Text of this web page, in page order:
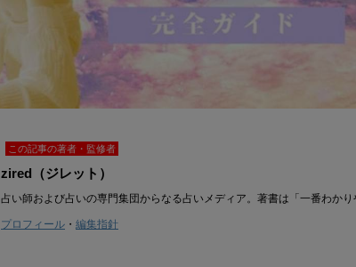
この記事の著者・監修者
zired（ジレット）
占い師および占いの専門集団からなる占いメディア。著書は「一番わかり
プロフィール ・ 編集指針